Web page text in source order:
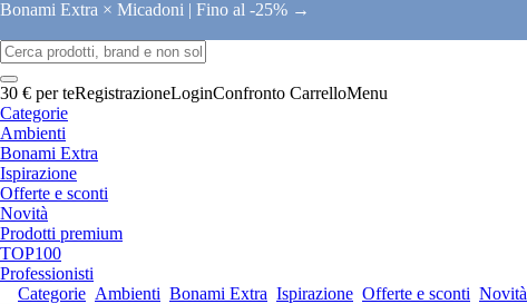
Bonami Extra × Micadoni | Fino al -25% →
30 € per teRegistrazioneLoginConfronto CarrelloMenu
Categorie
Ambienti
Bonami Extra
Ispirazione
Offerte e sconti
Novità
Prodotti premium
TOP100
Professionisti
Categorie Ambienti Bonami Extra Ispirazione Offerte e sconti Novità